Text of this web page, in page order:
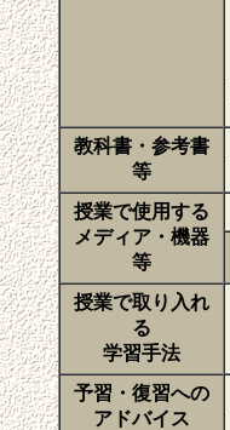
教科書・参考書
等
授業で使用する
メディア・機器
等
授業で取り入れ
る
学習手法
予習・復習への
アドバイス